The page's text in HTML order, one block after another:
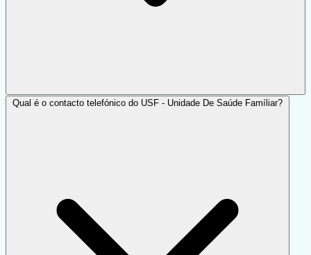
Qual é o contacto telefónico do USF - Unidade De Saúde Famíliar?